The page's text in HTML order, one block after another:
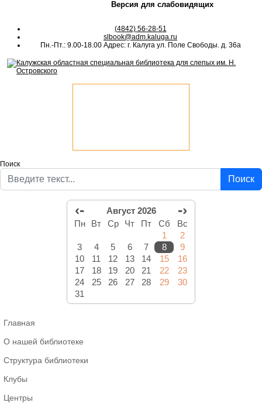
Версия для слабовидящих
(4842) 56-28-51
slbook@adm.kaluga.ru
Пн.-Пт.: 9.00-18.00 Адрес: г. Калуга ул. Поле Свободы. д. 36а
Поиск
Поиск
‹- Август 2026 -›
Пн Вт Ср Чт Пт Сб
Вс
1
2
3
4 5 6 7 8
9
10
11 12 13 14 15
16
17
18 19 20 21 22
23
24
25 26 27 28 29
30
31
Главная
О нашей библиотеке
Структура библиотеки
Клубы
Центры